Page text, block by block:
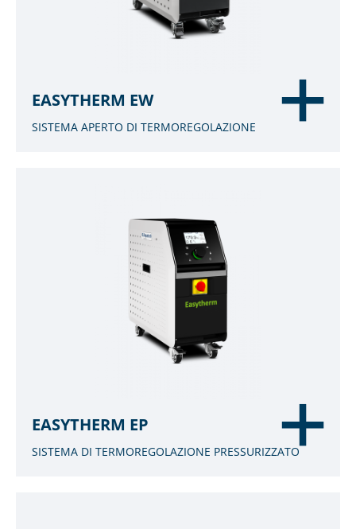
EASYTHERM EW
SISTEMA APERTO DI TERMOREGOLAZIONE
EASYTHERM EP
SISTEMA DI TERMOREGOLAZIONE PRESSURIZZATO